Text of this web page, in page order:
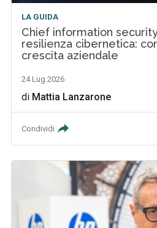
LA GUIDA
Chief information
resilienza cibernetica:
crescita aziendale
24 Lug 2026
di Mattia Lanzarone
Condividi